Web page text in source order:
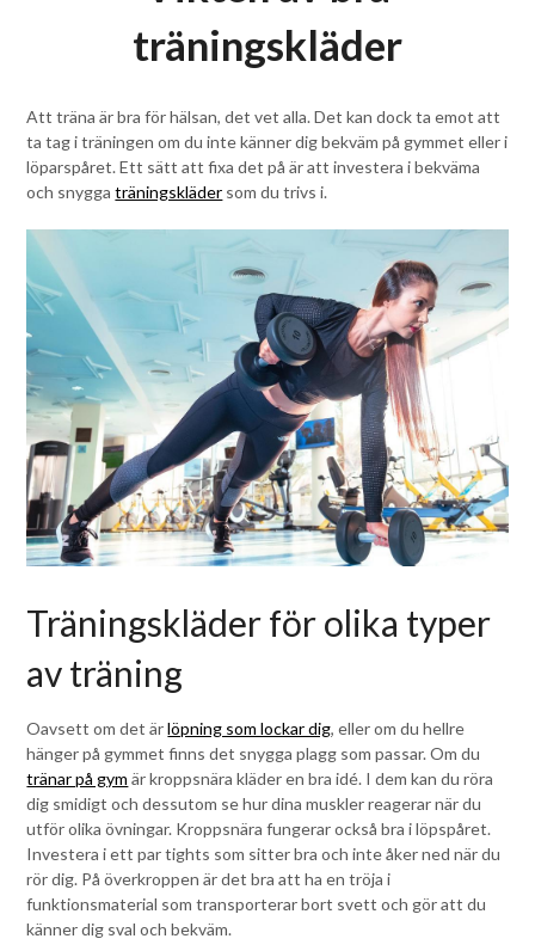
träningskläder
Att träna är bra för hälsan, det vet alla. Det kan dock ta emot att
ta tag i träningen om du inte känner dig bekväm på gymmet eller i
löparspåret. Ett sätt att fixa det på är att investera i bekväma
och snyggaträningskläder som du trivs i.
Träningskläder för olika typer
av träning
Oavsett om det ärlöpning som lockar dig, eller om du hellre
hänger på gymmet finns det snygga plagg som passar. Om du
tränar på gym är kroppsnära kläder en bra idé. I dem kan du röra
dig smidigt och dessutom se hur dina muskler reagerar när du
utför olika övningar. Kroppsnära fungerar också bra i löpspåret.
Investera i ett par tights som sitter bra och inte åker ned när du
rör dig. På överkroppen är det bra att ha en tröja i
funktionsmaterial som transporterar bort svett och gör att du
känner dig sval och bekväm.